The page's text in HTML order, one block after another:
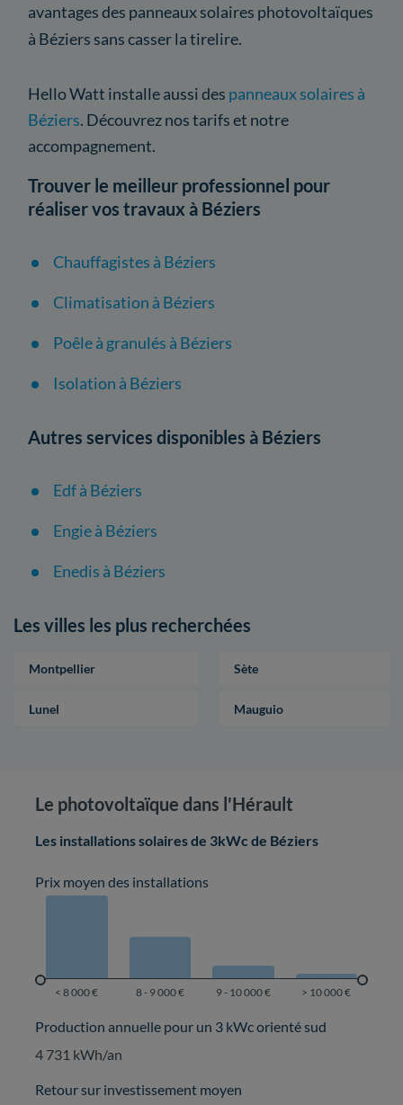
avantages des panneaux solaires photovoltaïques
à Béziers sans casser la tirelire.
Hello Watt installe aussi des panneaux solaires à
Béziers. Découvrez nos tarifs et notre
accompagnement.
Trouver le meilleur professionnel pour
réaliser vos travaux à Béziers
Chauffagistes à Béziers
Climatisation à Béziers
Poêle à granulés à Béziers
Isolation à Béziers
Autres services disponibles à Béziers
Edf à Béziers
Engie à Béziers
Enedis à Béziers
Les villes les plus recherchées
Montpellier Sète
Lunel Mauguio
Le photovoltaïque dans l'Hérault
Les installations solaires de 3kWc de Béziers
Prix moyen des installations
Production annuelle pour un 3 kWc orienté sud
4 731 kWh/an
Retour sur investissement moyen